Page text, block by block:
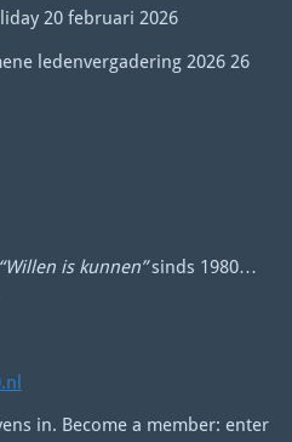
20 februari 2026
ledenvergadering 2026 26
“Willen is kunnen”sinds 1980…
in. Become a member: enter